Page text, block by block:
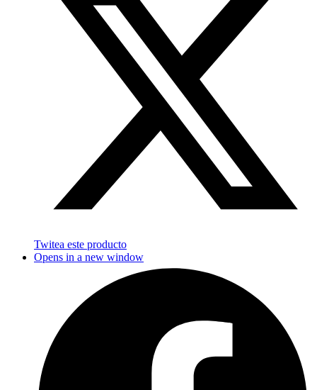
Twitea este producto
Opens in a new window